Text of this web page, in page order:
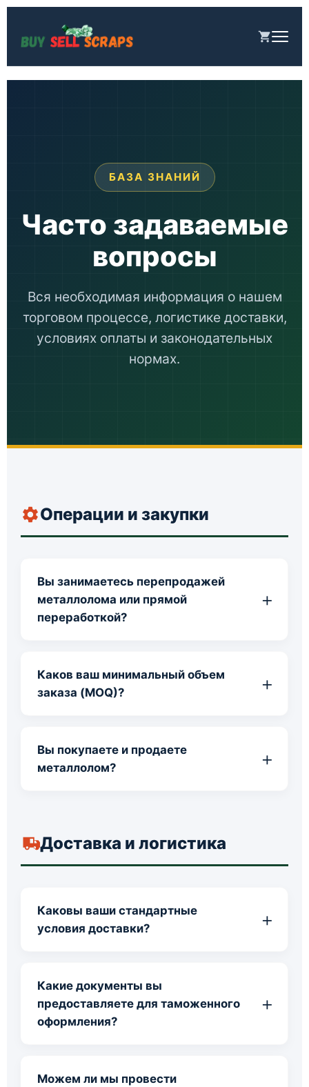
Перейти
содержимому
БАЗА ЗНАНИЙ
Часто задаваемые
вопросы
Вся необходимая информация о нашем
торговом процессе, логистике доставки,
условиях оплаты и законодательных
нормах.
Операции и закупки
Вы занимаетесь перепродажей
металлолома или прямой
переработкой?
Каков ваш минимальный объем
заказа (MOQ)?
Вы покупаете и продаете
металлолом?
Доставка и логистика
Каковы ваши стандартные
условия доставки?
Какие документы вы
предоставляете для таможенного
оформления?
Можем ли мы провести